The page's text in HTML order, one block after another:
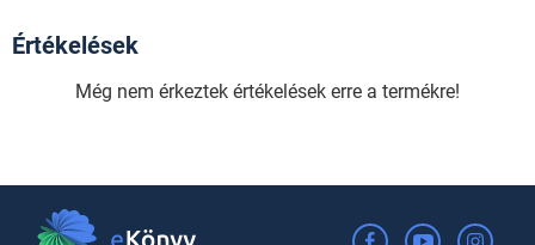
Értékelések
Még nem érkeztek értékelések erre a termékre!